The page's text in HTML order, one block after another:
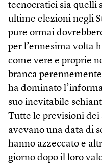
tecnocratici sia quelli
ultime elezioni negli
pure ormai
per l’ennesima volta
come vere e proprie
branca
ha dominato
suo inevitabile
Tutte le previsioni dei
avevano una data di
hanno azzeccato e
giorno dopo il loro